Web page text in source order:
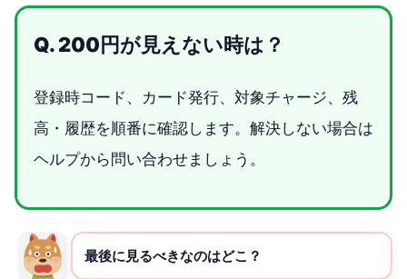
Q. 200円が見えない時は？
登録時コード、カード発行、対象チャージ、残
高・履歴を順番に確認します。解決しない場合は
ヘルプから問い合わせましょう。
最後に見るべきなのはどこ？